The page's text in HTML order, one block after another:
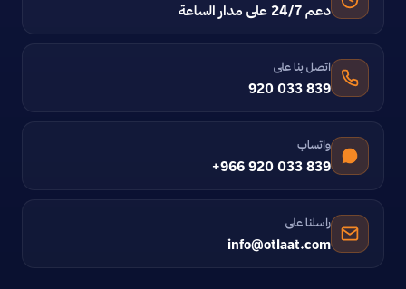
دعم 24/7 على مدار الساعة
اتصل بنا على
920 033 839
واتساب
+966 920 033 839
راسلنا على
info@otlaat.com